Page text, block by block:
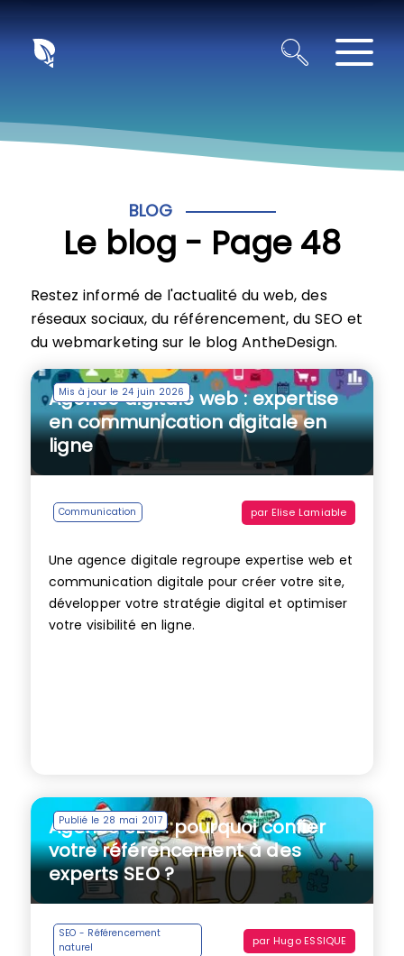
BLOG
Le blog - Page 48
Restez informé de l'actualité du web, des
réseaux sociaux, du référencement, du SEO et
du webmarketing sur le blog AntheDesign.
Mis à jour le 24 juin 2026
Agence digitale web : expertise
en communication digitale en
ligne
Communication par Elise Lamiable
Une agence digitale regroupe expertise web et
communication digitale pour créer votre site,
développer votre stratégie digital et optimiser
votre visibilité en ligne.
Publié le 28 mai 2017
Agence SEO : pourquoi confier
votre référencement à des
experts SEO ?
SEO - Référencement
naturel
par Hugo ESSIQUE
Panneau de gestion des cookies